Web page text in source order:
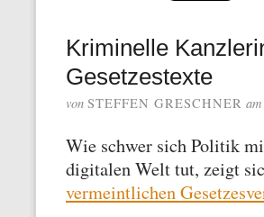
Kriminelle
Gesetzestexte
von STEFFEN GRESCHNER am
Wie schwer sich Politik
digitalen Welt tut, zeigt
vermeintlichen